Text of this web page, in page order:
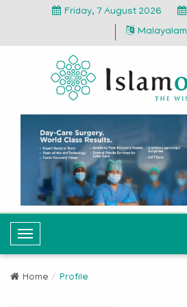
Friday, 7 August 2026
Malayalam
T
o
Home Profile